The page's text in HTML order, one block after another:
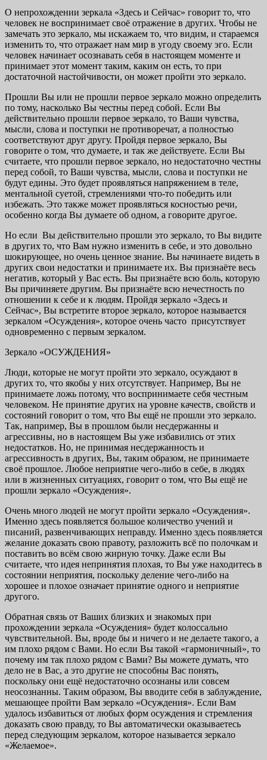
О непрохождении зеркала «Здесь и Сейчас» говорит то, что
человек не воспринимает своё отражение в других. Чтобы не
замечать это зеркало, мы искажаем то, что видим, и стараемся
изменить то, что отражает нам мир в угоду своему эго. Если
человек начинает осознавать себя в настоящем моменте и
принимает этот момент таким, каким он есть, то при
достаточной настойчивости, он может пройти это зеркало.
Прошли Вы или не прошли первое зеркало можно определить
по тому, насколько Вы честны перед собой. Если Вы
действительно прошли первое зеркало, то Ваши чувства,
мысли, слова и поступки не противоречат, а полностью
соответствуют друг другу. Пройдя первое зеркало, Вы
говорите о том, что думаете, и так же действуете. Если Вы
считаете, что прошли первое зеркало, но недостаточно честны
перед собой, то Ваши чувства, мысли, слова и поступки не
будут едины. Это будет проявляться напряжением в теле,
ментальной суетой, стремлениями что-то победить или
избежать. Это также может проявляться косностью речи,
особенно когда Вы думаете об одном, а говорите другое.
Но если Вы действительно прошли это зеркало, то Вы видите
в других то, что Вам нужно изменить в себе, и это довольно
шокирующее, но очень ценное знание. Вы начинаете видеть в
других свои недостатки и принимаете их. Вы признаёте весь
негатив, который у Вас есть. Вы признаёте всю боль, которую
Вы причиняете другим. Вы признаёте всю нечестность по
отношении к себе и к людям. Пройдя зеркало «Здесь и
Сейчас», Вы встретите второе зеркало, которое называется
зеркалом «Осуждения», которое очень часто присутствует
одновременно с первым зеркалом.
Зеркало «ОСУЖДЕНИЯ»
Люди, которые не могут пройти это зеркало, осуждают в
других то, что якобы у них отсутствует. Например, Вы не
принимаете ложь потому, что воспринимаете себя честным
человеком. Не принятие других на уровне качеств, свойств и
состояний говорит о том, что Вы ещё не прошли это зеркало.
Так, например, Вы в прошлом были несдержанны и
агрессивны, но в настоящем Вы уже избавились от этих
недостатков. Но, не принимая несдержанность и
агрессивность в других, Вы, таким образом, не принимаете
своё прошлое. Любое неприятие чего-либо в себе, в людях
или в жизненных ситуациях, говорит о том, что Вы ещё не
прошли зеркало «Осуждения».
Очень много людей не могут пройти зеркало «Осуждения».
Именно здесь появляется большое количество учений и
писаний, развенчивающих неправду. Именно здесь появляется
желание доказать свою правоту, разложить всё по полочкам и
поставить во всём свою жирную точку. Даже если Вы
считаете, что идея непринятия плохая, то Вы уже находитесь в
состоянии неприятия, поскольку деление чего-либо на
хорошее и плохое означает принятие одного и неприятие
другого.
Обратная связь от Ваших близких и знакомых при
прохождении зеркала «Осуждения» будет колоссально
чувствительной. Вы, вроде бы и ничего и не делаете такого, а
им плохо рядом с Вами. Но если Вы такой «гармоничный», то
почему им так плохо рядом с Вами? Вы можете думать, что
дело не в Вас, а это другие не способны Вас понять,
поскольку они ещё недостаточно осознаны или совсем
неосознанны. Таким образом, Вы вводите себя в заблуждение,
мешающее пройти Вам зеркало «Осуждения». Если Вам
удалось избавиться от любых форм осуждения и стремления
доказать свою правду, то Вы автоматически оказываетесь
перед следующим зеркалом, которое называется зеркало
«Желаемое».